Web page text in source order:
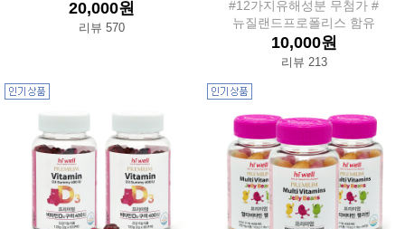
20,000원
리뷰 570
#12가지유해성분 무첨가 #
뉴질랜드프로폴리스 함유
10,000원
리뷰 213